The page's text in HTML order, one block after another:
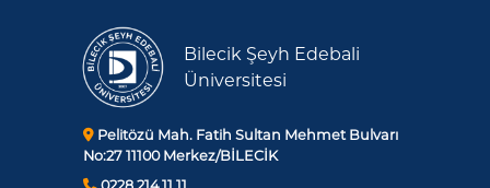
Bilecik Şeyh Edebali
Üniversitesi
Pelitözü Mah. Fatih Sultan Mehmet Bulvarı
No:27 11100 Merkez/BİLECİK